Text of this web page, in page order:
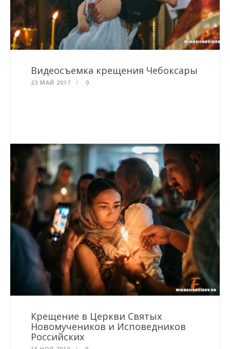
Видеосъемка крещения Чебоксары
23 МАЙ 2017 0
Крещение в Церкви Святых
Новомучеников и Исповедников
Российских